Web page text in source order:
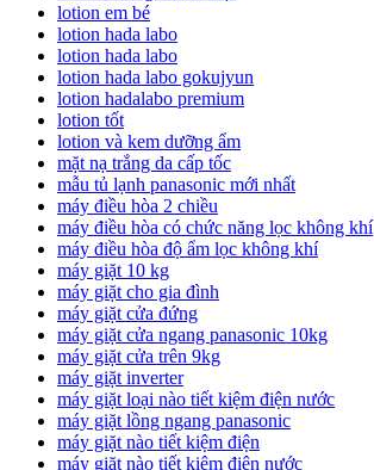
lotion em bé
lotion hada labo
lotion hada labo
lotion hada labo gokujyun
lotion hadalabo premium
lotion tốt
lotion và kem dưỡng ẩm
mặt nạ trắng da cấp tốc
mẫu tủ lạnh panasonic mới nhất
máy điều hòa 2 chiều
máy điều hòa có chức năng lọc không khí
máy điều hòa độ ẩm lọc không khí
máy giặt 10 kg
máy giặt cho gia đình
máy giặt cửa đứng
máy giặt cửa ngang panasonic 10kg
máy giặt cửa trên 9kg
máy giặt inverter
máy giặt loại nào tiết kiệm điện nước
máy giặt lồng ngang panasonic
máy giặt nào tiết kiệm điện
máy giặt nào tiết kiệm điện nước